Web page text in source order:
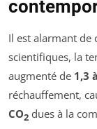
Il est alarmant de
scientifiques, la
augmenté de 1,3
réchauffement,
CO2 dues à la